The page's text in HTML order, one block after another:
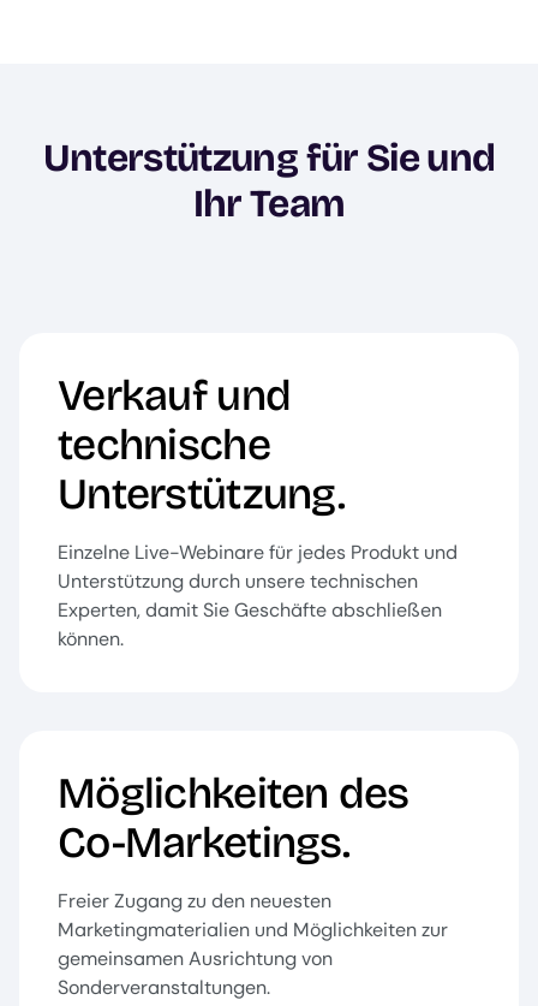
Unterstützung für Sie und
Ihr Team
Verkauf und
technische
Unterstützung.
Einzelne Live-Webinare für jedes Produkt und
Unterstützung durch unsere technischen
Experten, damit Sie Geschäfte abschließen
können.
Möglichkeiten des
Co-Marketings.
Freier Zugang zu den neuesten
Marketingmaterialien und Möglichkeiten zur
gemeinsamen Ausrichtung von
Sonderveranstaltungen.